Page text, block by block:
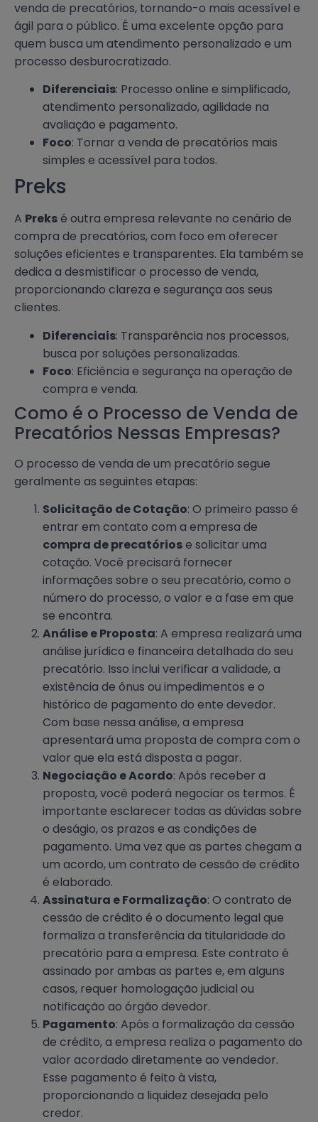
venda de precatórios, tornando-o mais acessível e
ágil para o público. É uma excelente opção para
quem busca um atendimento personalizado e um
processo desburocratizado.
Diferenciais: Processo online e simplificado,
atendimento personalizado, agilidade na
avaliação e pagamento.
Foco: Tornar a venda de precatórios mais
simples e acessível para todos.
Preks
A Preksé outra empresa relevante no cenário de
compra de precatórios, com foco em oferecer
soluções eficientes e transparentes. Ela também se
dedica a desmistificar o processo de venda,
proporcionando clareza e segurança aos seus
clientes.
Diferenciais: Transparência nos processos,
busca por soluções personalizadas.
Foco: Eficiência e segurança na operação de
compra e venda.
Como é o Processo de Venda de
Precatórios Nessas Empresas?
O processo de venda de um precatório segue
geralmente as seguintes etapas:
Solicitação de Cotação: O primeiro passo é
entrar em contato com a empresa de
compra de precatóriose solicitar uma
cotação. Você precisará fornecer
informações sobre o seu precatório, como o
número do processo, o valor e a fase em que
se encontra.
Análise e Proposta: A empresa realizará uma
análise jurídica e financeira detalhada do seu
precatório. Isso inclui verificar a validade, a
existência de ônus ou impedimentos e o
histórico de pagamento do ente devedor.
Com base nessa análise, a empresa
apresentará uma proposta de compra com o
valor que ela está disposta a pagar.
Negociação e Acordo: Após receber a
proposta, você poderá negociar os termos. É
importante esclarecer todas as dúvidas sobre
o deságio, os prazos e as condições de
pagamento. Uma vez que as partes chegam a
um acordo, um contrato de cessão de crédito
é elaborado.
Assinatura e Formalização: O contrato de
cessão de crédito é o documento legal que
formaliza a transferência da titularidade do
precatório para a empresa. Este contrato é
assinado por ambas as partes e, em alguns
casos, requer homologação judicial ou
notificação ao órgão devedor.
Pagamento: Após a formalização da cessão
de crédito, a empresa realiza o pagamento do
valor acordado diretamente ao vendedor.
Esse pagamento é feito à vista,
proporcionando a liquidez desejada pelo
credor.